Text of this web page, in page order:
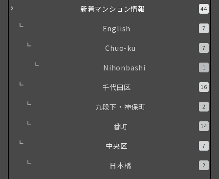
新着マンション情報 44
English 7
Chuo-ku 7
Nihonbashi 1
千代田区 16
九段下・神保町 2
番町 14
中央区 7
日本橋 2